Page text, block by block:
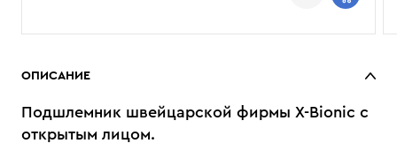
ОПИСАНИЕ
Подшлемник швейцарской фирмы X-Bionic с
открытым лицом.